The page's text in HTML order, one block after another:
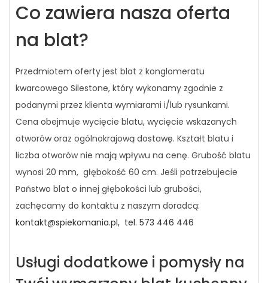
Co zawiera nasza oferta
na blat?
Przedmiotem oferty jest blat z konglomeratu
kwarcowego Silestone, który wykonamy zgodnie z
podanymi przez klienta wymiarami i/lub rysunkami.
Cena obejmuje wycięcie blatu, wycięcie wskazanych
otworów oraz ogólnokrajową dostawę. Kształt blatu i
liczba otworów nie mają wpływu na cenę. Grubość blatu
wynosi 20 mm, głębokość 60 cm. Jeśli potrzebujecie
Państwo blat o innej głębokości lub grubości,
zachęcamy do kontaktu z naszym doradcą:
kontakt@spiekomania.pl, tel. 573 446 446
Usługi dodatkowe i pomysły na